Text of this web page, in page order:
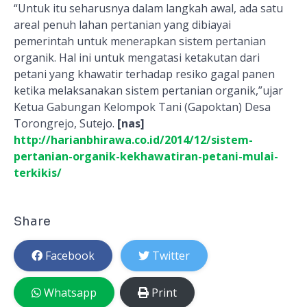
“Untuk itu seharusnya dalam langkah awal, ada satu
areal penuh lahan pertanian yang dibiayai
pemerintah untuk menerapkan sistem pertanian
organik. Hal ini untuk mengatasi ketakutan dari
petani yang khawatir terhadap resiko gagal panen
ketika melaksanakan sistem pertanian organik,”ujar
Ketua Gabungan Kelompok Tani (Gapoktan) Desa
Torongrejo, Sutejo. [nas]
http://harianbhirawa.co.id/2014/12/sistem-
pertanian-organik-kekhawatiran-petani-mulai-
terkikis/
Share
Facebook Twitter
Whatsapp Print